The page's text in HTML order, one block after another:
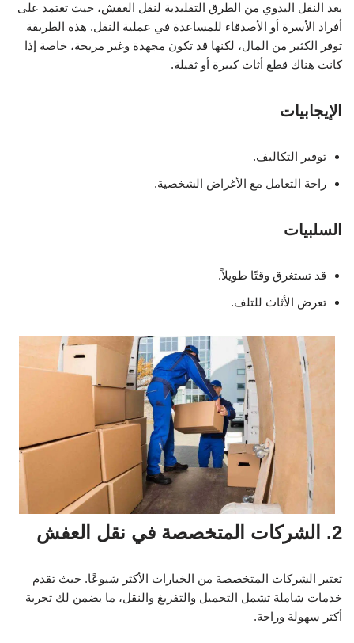
يعد النقل اليدوي من الطرق التقليدية لنقل العفش، حيث تعتمد على
أفراد الأسرة أو الأصدقاء للمساعدة في عملية النقل. هذه الطريقة
توفر الكثير من المال، لكنها قد تكون مجهدة وغير مريحة، خاصة إذا
كانت هناك قطع أثاث كبيرة أو ثقيلة.
الإيجابيات
توفير التكاليف.
راحة التعامل مع الأغراض الشخصية.
السلبيات
قد تستغرق وقتًا طويلاً.
تعرض الأثاث للتلف.
2. الشركات المتخصصة في نقل العفش
تعتبر الشركات المتخصصة من الخيارات الأكثر شيوعًا. حيث تقدم
خدمات شاملة تشمل التحميل والتفريغ والنقل، ما يضمن لك تجربة
أكثر سهولة وراحة.